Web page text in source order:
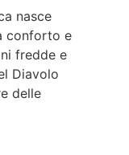
nasce
conforto e
fredde e
Diavolo
delle